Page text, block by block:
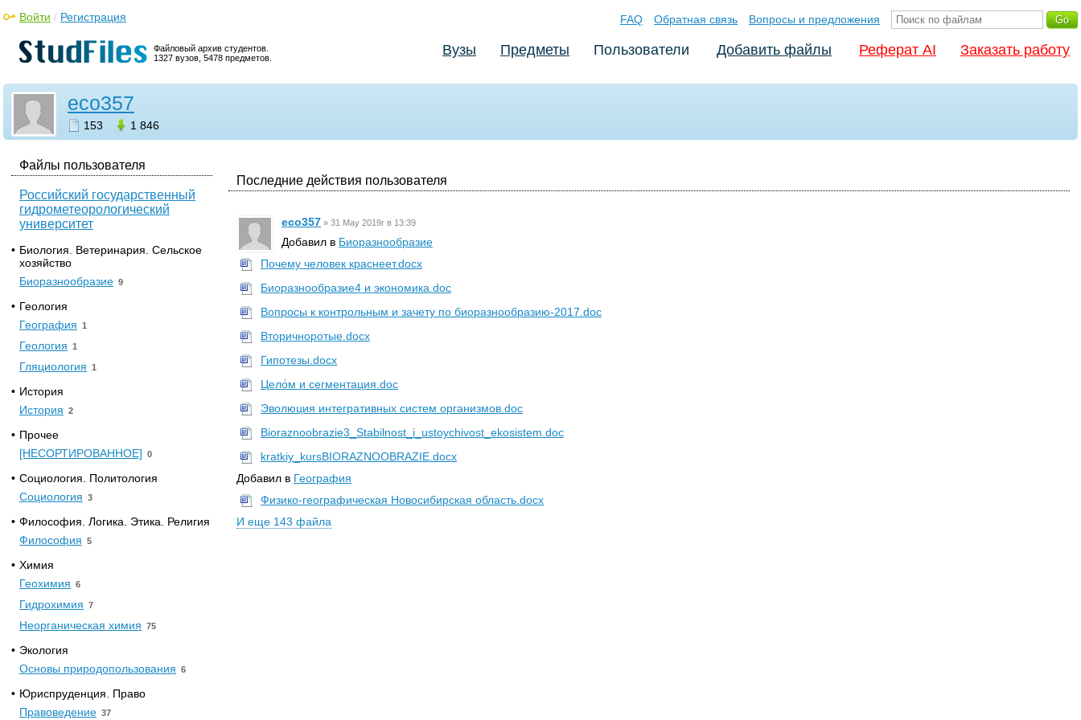
Файловый архив студентов.
1327 вузов, 5478 предметов.
Войти / Регистрация FAQ Обратная связь Вопросы и предложения
Вузы Предметы Пользователи Добавить файлы Реферат AI Заказать работу
eco357
153 1 846
Файлы пользователя
Российский государственный
гидрометеорологический
университет
• Биология. Ветеринария. Сельское
хозяйство
Биоразнообразие 9
• Геология
География 1
Геология 1
Гляциология 1
• История
История 2
• Прочее
[НЕСОРТИРОВАННОЕ] 0
• Социология. Политология
Социология 3
• Философия. Логика. Этика. Религия
Философия 5
• Химия
Геохимия 6
Гидрохимия 7
Неорганическая химия 75
• Экология
Основы природопользования 6
• Юриспруденция. Право
Правоведение 37
Последние действия пользователя
eco357 » 31 May 2019г в 13:39
Добавил в Биоразнообразие
Почему человек краснеет.docx
Биоразнообразие4 и экономика.doc
Вопросы к контрольным и зачету по биоразнообразию-2017.doc
Вторичноротые.docx
Гипотезы.docx
Цело́м и сегментация.doc
Эволюция интегративных систем организмов.doc
Bioraznoobrazie3_Stabilnost_i_ustoychivost_ekosistem.doc
kratkiy_kursBIORAZNOOBRAZIE.docx
Добавил в География
Физико-географическая Новосибирская область.docx
И еще 143 файла